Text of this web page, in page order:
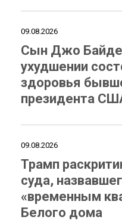
09.08.2026
Сын Джо
ухудшении
здоровья
президента
09.08.2026
Трамп
суда,
«временным
Белого дома